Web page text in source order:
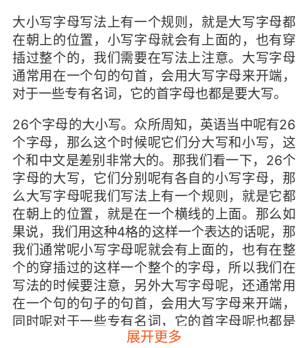
大小写字母写法上有一个规则，就是大写字母都
在朝上的位置，小写字母就会有上面的，也有穿
插过整个的，我们需要在写法上注意。大写字母
通常用在一个句的句首，会用大写字母来开端，
对于一些专有名词，它的首字母也都是要大写。
26个字母的大小写。众所周知，英语当中呢有26
个字母，那么这个时候呢它们分大写和小写，这
个和中文是差别非常大的。那我们看一下，26个
字母的大写，它们分别呢有各自的小写字母，那
么大写字母呢我们写法上有一个规则，就是它都
在朝上的位置，就是在一个横线的上面。那么如
果说，我们用这种4格的这样一个表达的话呢，那
我们通常呢小写字母呢就会有上面的，也有在整
个的穿插过的这样一个整个的字母，所以我们在
写法的时候要注意，另外大写字母呢，还通常用
在一个句的句子的句首，会用大写字母来开端，
同时呢对于一些专有名词，它的首字母呢也都是
要大写，所以这是大小写字母所用的一些规则，
展开更多